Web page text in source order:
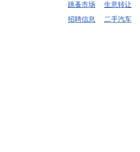
跳蚤市场 生意转让
招聘信息
二手汽车